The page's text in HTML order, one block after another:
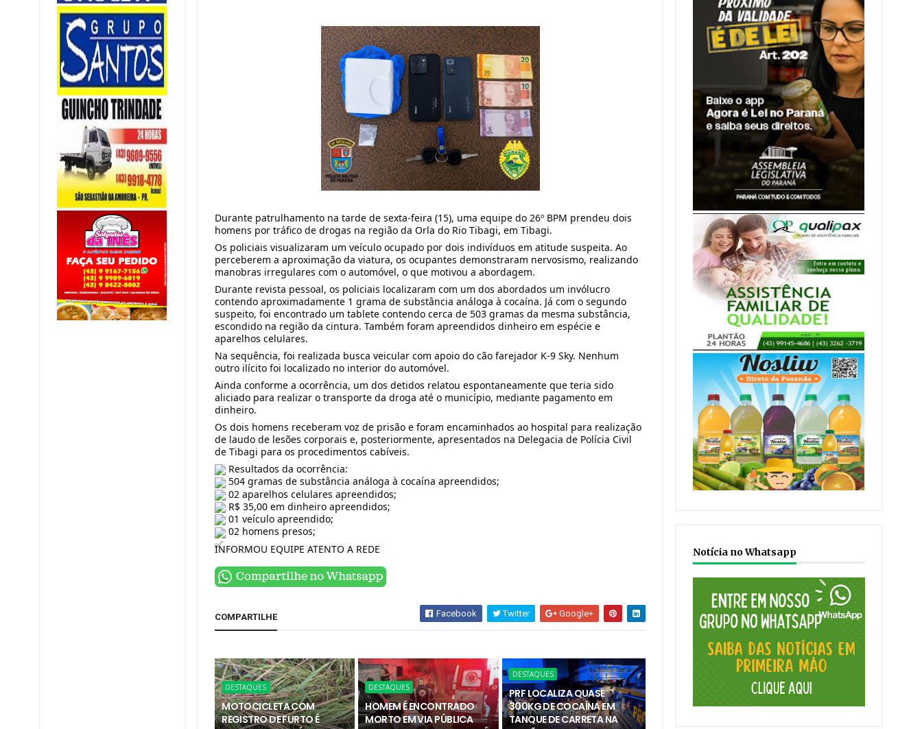
Durante patrulhamento na tarde de sexta-feira (15), uma equipe do 26º BPM prendeu dois
homens por tráfico de drogas na região da Orla do Rio Tibagi, em Tibagi.
Os policiais visualizaram um veículo ocupado por dois indivíduos em atitude suspeita. Ao
perceberem a aproximação da viatura, os ocupantes demonstraram nervosismo, realizando
manobras irregulares com o automóvel, o que motivou a abordagem.
Durante revista pessoal, os policiais localizaram com um dos abordados um invólucro
contendo aproximadamente 1 grama de substância análoga à cocaína. Já com o segundo
suspeito, foi encontrado um tablete contendo cerca de 503 gramas da mesma substância,
escondido na região da cintura. Também foram apreendidos dinheiro em espécie e
aparelhos celulares.
Na sequência, foi realizada busca veicular com apoio do cão farejador K-9 Sky. Nenhum
outro ilícito foi localizado no interior do automóvel.
Ainda conforme a ocorrência, um dos detidos relatou espontaneamente que teria sido
aliciado para realizar o transporte da droga até o município, mediante pagamento em
dinheiro.
Os dois homens receberam voz de prisão e foram encaminhados ao hospital para realização
de laudo de lesões corporais e, posteriormente, apresentados na Delegacia de Polícia Civil
de Tibagi para os procedimentos cabíveis.
Resultados da ocorrência:
504 gramas de substância análoga à cocaína apreendidos;
02 aparelhos celulares apreendidos;
R$ 35,00 em dinheiro apreendidos;
01 veículo apreendido;
02 homens presos;
INFORMOU EQUIPE ATENTO A REDE
COMPARTILHE Facebook Twitter Google+
DESTAQUES
MOTOCICLETA COM
REGISTRO DE FURTO É
DESTAQUES
HOMEM É ENCONTRADO
MORTO EM VIA PÚBLICA
DESTAQUES
PRF LOCALIZA QUASE
300KG DE COCAÍNA EM
TANQUE DE CARRETA NA
Notícia no Whatsapp